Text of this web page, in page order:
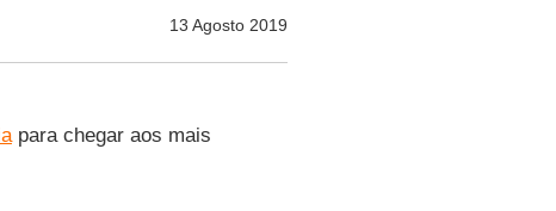
13 Agosto 2019
para chegar aos mais